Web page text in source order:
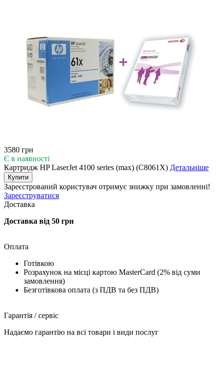
3580 грн
Є в наявності
Картридж HP LaserJet 4100 series (max) (C8061X) Детальніше
Купити
Зареєстрований користувач отримує знижку при замовленні!
Зареєструватися
Доставка
Доставка від 50 грн
Оплата
Готівкою
Розрахунок на місці картою MasterCard (2% від суми
замовлення)
Безготівкова оплата (з ПДВ та без ПДВ)
Гарантія / сервіс
Надаємо гарантію на всі товари і види послуг